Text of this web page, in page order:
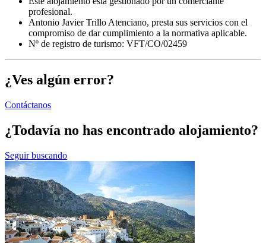
profesional.
Antonio Javier Trillo Atenciano, presta sus servicios con el
compromiso de dar cumplimiento a la normativa aplicable.
Nº de registro de turismo: VFT/CO/02459
¿Ves algún error?
Contáctanos
¿Todavía no has encontrado alojamiento?
Seguir buscando